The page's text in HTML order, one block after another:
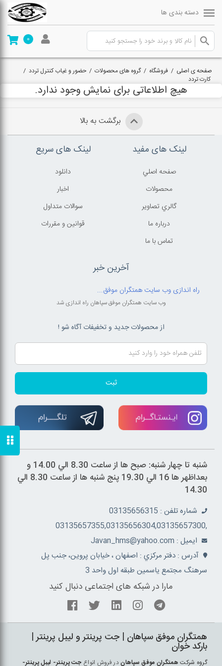
دسته بندی ها
0
صفحه ی اصلی / فروشگاه /گروه های محصولات / حضور و غیاب کنترل تردد /
کارت تردد
هیچ اطلاعاتی برای نمایش وجود ندارد.
برگشت به بالا
لینک های مفید
صفحه اصلي
محصولات
گالري تصاوير
درباره ما
تماس با ما
لینک های سریع
دانلود
اخبار
سوالات متداول
قوانين و مقررات
آخرین خبر
راه اندازی وب سایت همتگران موفق...
وب سایت همتگران موفق سپاهان راه اندازی شد
از محصولات جدید و تخفیفات آگاه شو !
ثبت
شنبه تا چهار شنبه: صبح ها از ساعت 8.30 الي 14.00 و
بعداظهر ها 16 الي 19.30 پنج شنبه ها از ساعت 8.30 الي
14.30
شماره تلفن : 03135656315
,03135657355,03135656304,03135657300
ايميل : Javan_hms@yahoo.com
آدرس : دفتر مرکزي : اصفهان ، خيابان پروين، جنب پل
سرهنگ مجتمع ياسمين طبقه اول واحد 3
مارا در شبکه های اجتماعی دنبال کنید
همتگران موفق سپاهان | جت پرينتر و ليبل پرينتر |
بارکد خوان
گروه شرکت همتگران موفق سپاهاندر فروش انواع جت پرينتر- ليبل پرينتر-